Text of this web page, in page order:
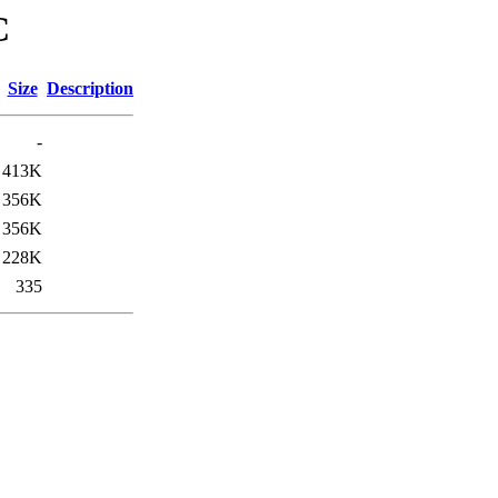
Size Description
-
413K
356K
356K
228K
335